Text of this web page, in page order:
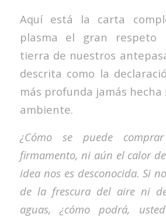
Aquí está la carta
plasma el gran respeto
tierra de nuestros
descrita como la
más profunda jamás
ambiente.
¿Cómo se puede
firmamento, ni aún el calor
idea nos es desconocida. Si
de la frescura del aire ni
aguas, ¿cómo podrá,